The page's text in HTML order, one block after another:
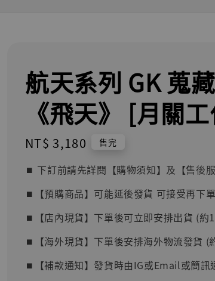
航天系列 GK 蒐
《飛天》 [月關
Regular
price
NT$ 3,180 售完
⏹︎ 下訂前請先詳閱【購物須知】及【售後服
⏹︎【預購商品】可能延後發貨 可接受再下單
⏹︎【店內現貨】下單後可立即安排出貨 (約
⏹︎【海外現貨】下單後安排海外物流發貨 (
⏹︎【補款通知】發貨時由IG或Email或簡訊